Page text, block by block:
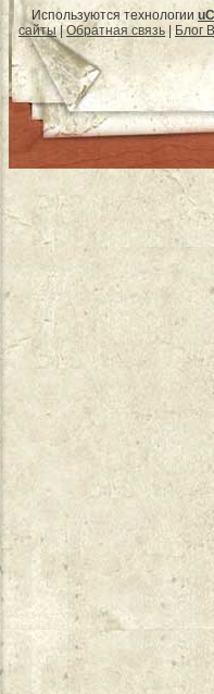
Используются технологии
сайты|Обратная связь Блог